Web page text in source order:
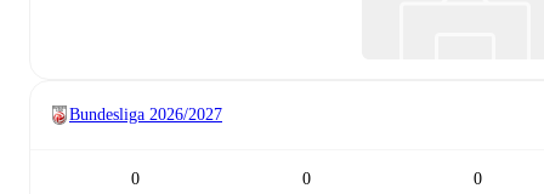
Bundesliga 2026/2027
0 0 0